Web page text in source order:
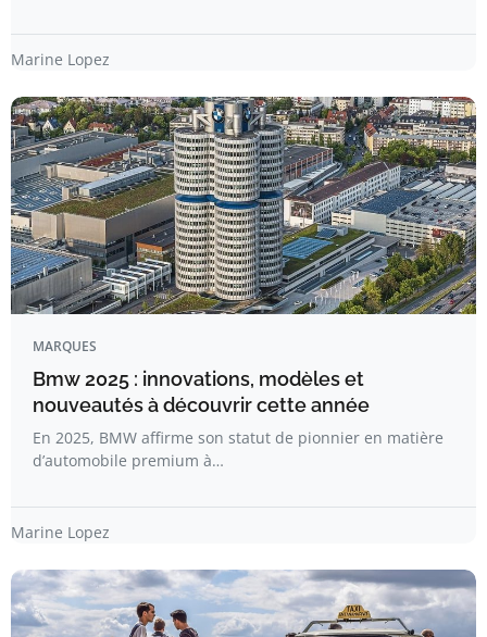
Marine Lopez
MARQUES
Bmw 2025 : innovations, modèles et
nouveautés à découvrir cette année
En 2025, BMW affirme son statut de pionnier en matière
d’automobile premium à…
Marine Lopez